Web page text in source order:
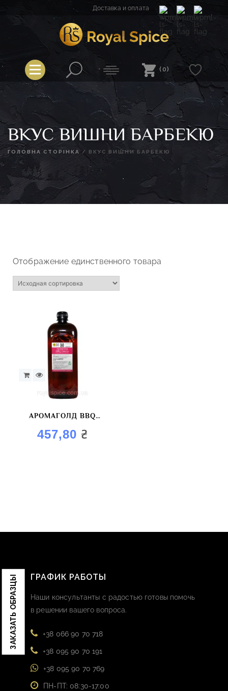
ЗАКАЗАТЬ ОБРАЗЦЫ
Доставка и оплата
Royal Spice
(0)
ВКУС ВИШНИ БАРБЕКЮ
ГОЛОВНА СТОРІНКА / ВКУС ВИШНИ БАРБЕКЮ
Отображение единственного товара
АРОМАГОЛД BBQ
CHERRY (С АРОМАТОМ
ВИШНИ)
457,80 ₴
ГРАФИК РАБОТЫ
Наши консультанты с радостью готовы помочь
в решении вашего вопроса.
+38 066 90 70 718
+38 095 90 70 191
+38 095 90 70 769
ПН-ПТ: 08:30-17:00